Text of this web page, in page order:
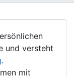
und versteht
.
mit